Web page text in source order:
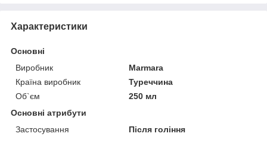
Характеристики
Основні
Виробник
Marmara
Країна виробник
Туреччина
Об`єм
250 мл
Основні атрибути
Застосування
Після гоління